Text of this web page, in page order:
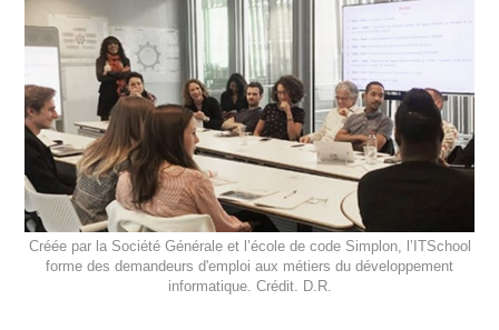
Créée par la Société Générale et l’école de code Simplon, l’ITSchool
forme des demandeurs d'emploi aux métiers du développement
informatique. Crédit. D.R.